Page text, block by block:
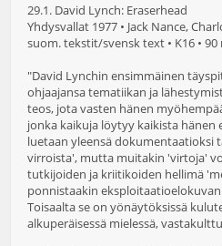
29.1. David Lynch: Eraserhead
Yhdysvallat 1977 • Jack Nance,
suom. tekstit/svensk text • K16 • 90
"David Lynchin ensimmäinen
ohjaajansa tematiikan ja
teos, jota vasten hänen
jonka kaikuja löytyy kaikista hänen
luetaan yleensä dokumentaatioksi
virroista', mutta muitakin 'virtoja'
tutkijoiden ja kriitikoiden hellimä
ponnistaakin
Toisaalta se on yönäytöksissä
alkuperäisessä mielessä,